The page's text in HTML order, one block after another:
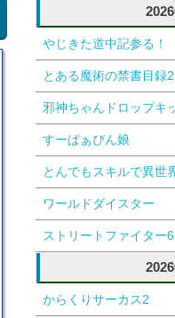
やじきた道中記参る！
とある魔術の禁書目録2
邪神ちゃんドロップキ
すーぱぁびん娘
とんでもスキルで異世
ワールドダイスター
ストリートファイター6
からくりサーカス2